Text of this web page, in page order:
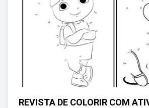
REVISTA DE COLORIR COM